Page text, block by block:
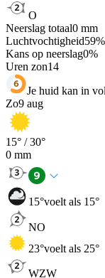
O
Neerslag totaal0 mm
Luchtvochtigheid59%
Kans op neerslag0%
Uren zon14
Je huid kan in
Zo9 aug
15° /30°
0 mm
15°voelt als 15°
NO
23°voelt als 25°
WZW